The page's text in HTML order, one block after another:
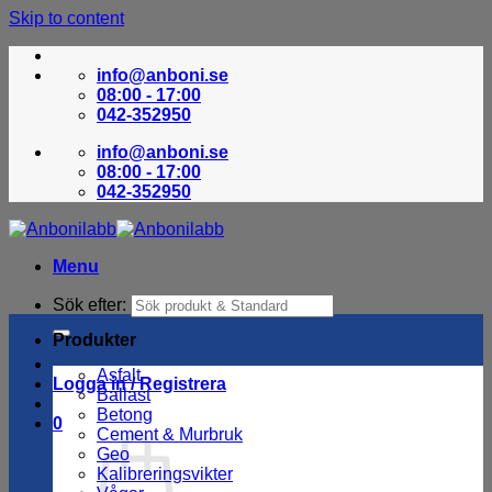
Skip to content
info@anboni.se
08:00 - 17:00
042-352950
info@anboni.se
08:00 - 17:00
042-352950
Menu
Sök efter:
Logga in / Registrera
0
Produkter
Asfalt
Ballast
Betong
Cement & Murbruk
Geo
Kalibreringsvikter